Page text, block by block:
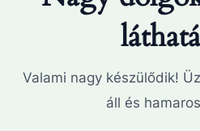
Valami nagy készülődik!
áll és